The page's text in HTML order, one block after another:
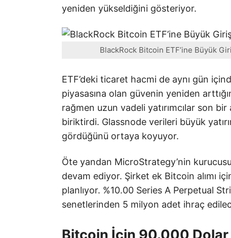
yeniden yükseldiğini gösteriyor.
BlackRock Bitcoin ETF’ine Büyük
ETF’deki ticaret hacmi de aynı gün
piyasasına olan güvenin yeniden
rağmen uzun vadeli yatırımcılar son
biriktirdi. Glassnode verileri büyük
gördüğünü ortaya koyuyor.
Öte yandan MicroStrategy’nin
devam ediyor. Şirket ek Bitcoin alımı
planlıyor. %10.00 Series A Perpetual
senetlerinden 5 milyon adet ihraç
Bitcoin İçin 90.000